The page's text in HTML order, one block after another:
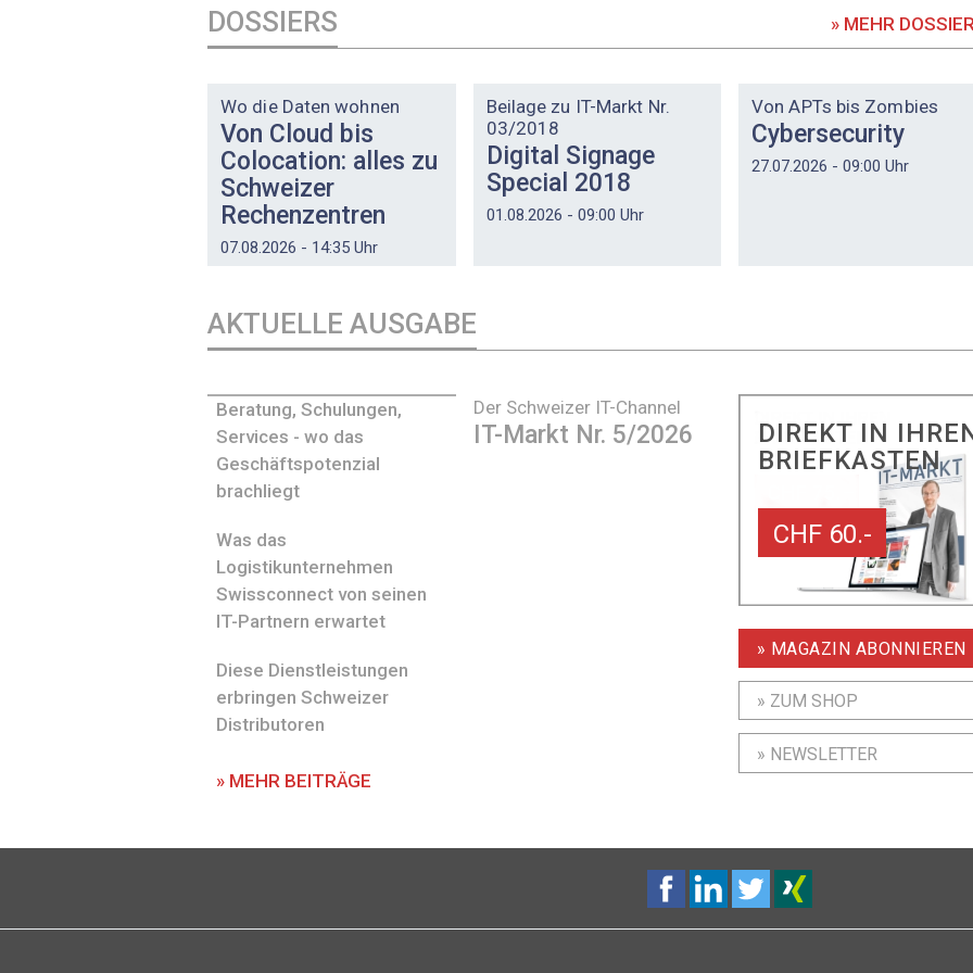
DOSSIERS » MEHR
Wo die Daten wohnen
Von Cloud bis
Colocation: alles zu
Schweizer
Rechenzentren
07.08.2026 - 14:35 Uhr
Beilage zu IT-Markt Nr.
03/2018
Digital Signage
Special 2018
01.08.2026 - 09:00 Uhr
Von APTs bis Zombies
Cybersecurity
27.07.2026 - 09:00 Uhr
AKTUELLE AUSGABE
Der Schweizer IT-Channel
IT-Markt Nr. 5/2026
Beratung, Schulungen,
Services - wo das
Geschäftspotenzial
brachliegt
Was das
Logistikunternehmen
Swissconnect von seinen
IT-Partnern erwartet
Diese Dienstleistungen
erbringen Schweizer
Distributoren
» MEHR BEITRÄGE
DIREKT IN
BRIEFKASTEN
CHF 60.-
» MAGAZIN ABONNIEREN
» ZUM SHOP
» NEWSLETTER